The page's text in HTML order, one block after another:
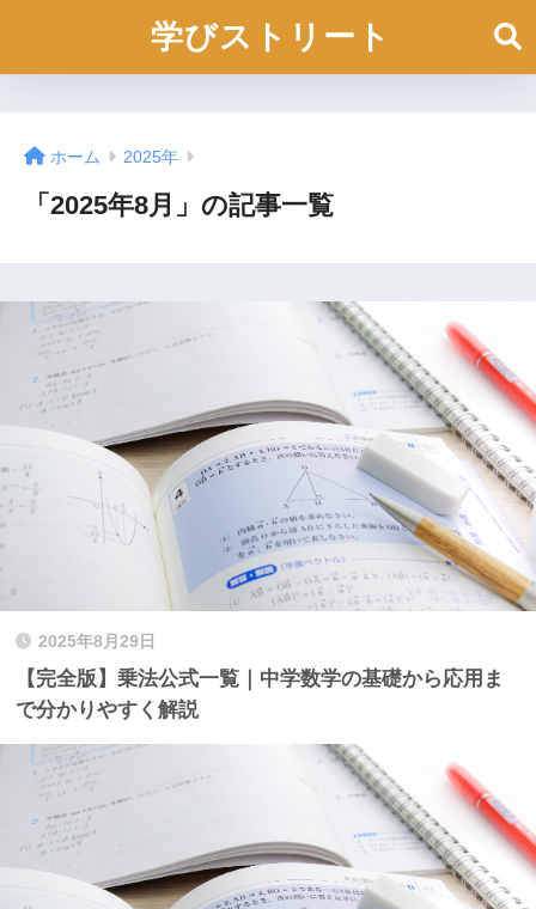
学びストリート
ホーム 2025年
「2025年8月」の記事一覧
2025年8月29日
【完全版】乗法公式一覧｜中学数学の基礎から応用ま
で分かりやすく解説